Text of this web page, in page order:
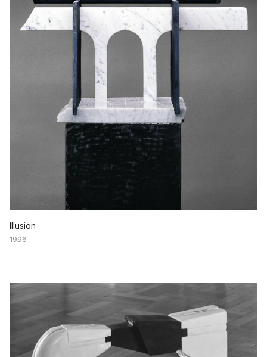
Illusion
1996